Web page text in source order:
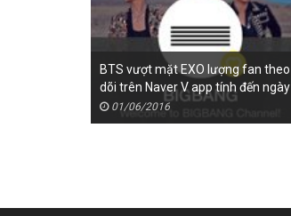
BTS vượt mặt EXO lượng fan theo
dõi trên Naver V app tính đến ngày
4 tháng 1
01/06/2016